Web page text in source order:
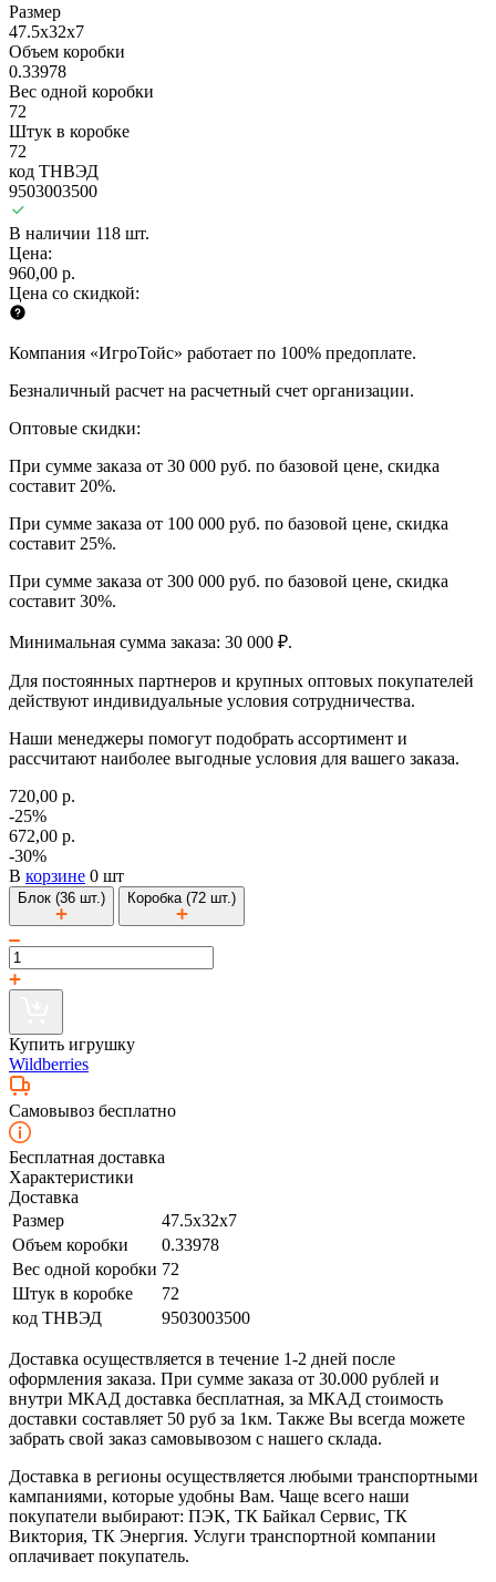
Размер
47.5x32x7
Объем коробки
0.33978
Вес одной коробки
72
Штук в коробке
72
код ТНВЭД
9503003500
В наличии 118 шт.
Цена:
960,00 р.
Цена со скидкой:
Компания «ИгроТойс» работает по 100% предоплате.
Безналичный расчет на расчетный счет организации.
Оптовые скидки:
При сумме заказа от 30 000 руб. по базовой цене, скидка
составит 20%.
При сумме заказа от 100 000 руб. по базовой цене, скидка
составит 25%.
При сумме заказа от 300 000 руб. по базовой цене, скидка
составит 30%.
Минимальная сумма заказа: 30 000 ₽.
Для постоянных партнеров и крупных оптовых покупателей
действуют индивидуальные условия сотрудничества.
Наши менеджеры помогут подобрать ассортимент и
рассчитают наиболее выгодные условия для вашего заказа.
720,00 р.
-25%
672,00 р.
-30%
В корзине 0 шт
Блок (36 шт.) Коробка (72 шт.)
Купить игрушку
Wildberries
Самовывоз бесплатно
Бесплатная доставка
Характеристики
Доставка
Размер
47.5x32x7
Объем коробки
0.33978
Вес одной коробки 72
Штук в коробке
72
код ТНВЭД
9503003500
Доставка осуществляется в течение 1-2 дней после
оформления заказа. При сумме заказа от 30.000 рублей и
внутри МКАД доставка бесплатная, за МКАД стоимость
доставки составляет 50 руб за 1км. Также Вы всегда можете
забрать свой заказ самовывозом с нашего склада.
Доставка в регионы осуществляется любыми транспортными
кампаниями, которые удобны Вам. Чаще всего наши
покупатели выбирают: ПЭК, ТК Байкал Сервис, ТК
Виктория, ТК Энергия. Услуги транспортной компании
оплачивает покупатель.